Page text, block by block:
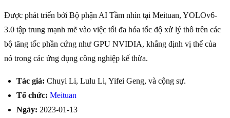
Được phát triển bởi Bộ phận AI Tầm nhìn tại Meituan, YOLOv6-
3.0 tập trung mạnh mẽ vào việc tối đa hóa tốc độ xử lý thô trên các
bộ tăng tốc phần cứng như GPU NVIDIA, khẳng định vị thế của
nó trong các ứng dụng công nghiệp kế thừa.
Tác giả: Chuyi Li, Lulu Li, Yifei Geng, và cộng sự.
Tổ chức: Meituan
Ngày: 2023-01-13